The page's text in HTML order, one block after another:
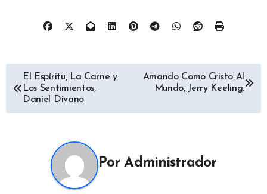
Navegación
de
El Espíritu, La Carne y
Los Sentimientos,
Daniel Divano
Amando Como Cristo Al
Mundo, Jerry Keeling.
PorAdministrador